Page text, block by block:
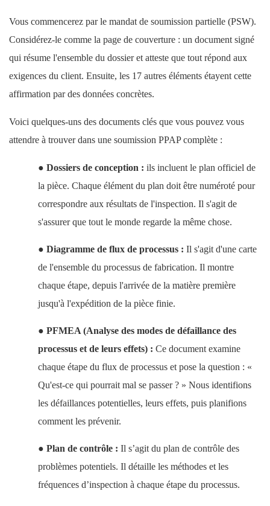
Vous commencerez par le mandat de soumission partielle (PSW).
Considérez-le comme la page de couverture : un document signé
qui résume l'ensemble du dossier et atteste que tout répond aux
exigences du client. Ensuite, les 17 autres éléments étayent cette
affirmation par des données concrètes.
Voici quelques-uns des documents clés que vous pouvez vous
attendre à trouver dans une soumission PPAP complète :
● Dossiers de conception : ils incluent le plan officiel de
la pièce. Chaque élément du plan doit être numéroté pour
correspondre aux résultats de l'inspection. Il s'agit de
s'assurer que tout le monde regarde la même chose.
● Diagramme de flux de processus : Il s'agit d'une carte
de l'ensemble du processus de fabrication. Il montre
chaque étape, depuis l'arrivée de la matière première
jusqu'à l'expédition de la pièce finie.
● PFMEA (Analyse des modes de défaillance des
processus et de leurs effets) : Ce document examine
chaque étape du flux de processus et pose la question : «
Qu'est-ce qui pourrait mal se passer ? » Nous identifions
les défaillances potentielles, leurs effets, puis planifions
comment les prévenir.
● Plan de contrôle : Il s’agit du plan de contrôle des
problèmes potentiels. Il détaille les méthodes et les
fréquences d’inspection à chaque étape du processus.